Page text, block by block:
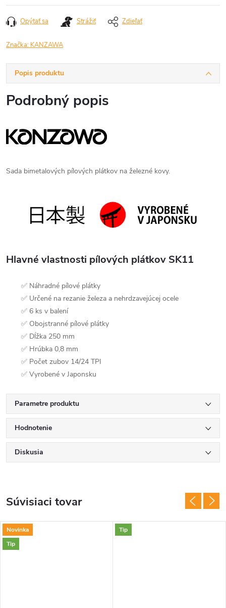
Opýtať sa Strážiť Zdieľať
Značka: KANZAWA
Popis produktu
Podrobný popis
Sada bimetalových pílových plátkov na železné kovy.
Hlavné vlastnosti pílových plátkov SK11
✅ Náhradné pílové plátky
✅ Určené na rezanie železa a nehrdzavejúcej ocele
✅ 6 ks v balení
✅ Obojstranné pílové plátky
✅ Dĺžka 250 mm
✅ Hrúbka 0,8 mm
✅ Počet zubov 14/24 TPI
✅ Vyrobené v Japonsku
Parametre produktu
Hodnotenie
Diskusia
Súvisiaci tovar
Novinka
Tip
Tip